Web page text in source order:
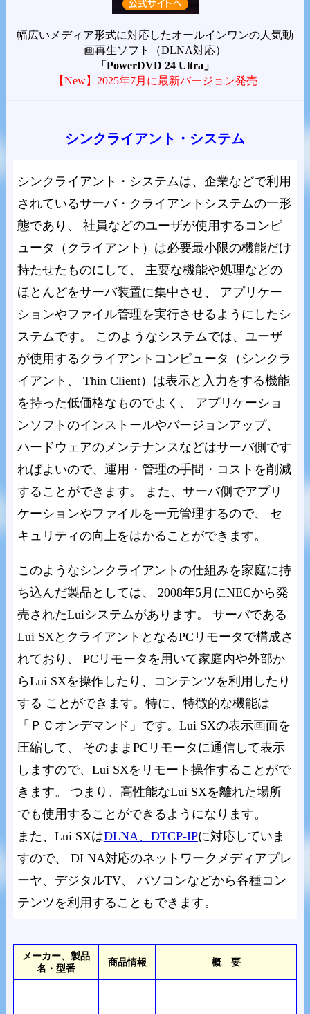
幅広いメディア形式に対応したオールインワンの人気動
画再生ソフト（DLNA対応）
「PowerDVD 24 Ultra」
【New】2025年7月に最新バージョン発売
シンクライアント・システム
シンクライアント・システムは、企業などで利用
されているサーバ・クライアントシステムの一形
態であり、 社員などのユーザが使用するコンピ
ュータ（クライアント）は必要最小限の機能だけ
持たせたものにして、 主要な機能や処理などの
ほとんどをサーバ装置に集中させ、 アプリケー
ションやファイル管理を実行させるようにしたシ
ステムです。 このようなシステムでは、ユーザ
が使用するクライアントコンピュータ（シンクラ
イアント、 Thin Client）は表示と入力をする機能
を持った低価格なものでよく、 アプリケーショ
ンソフトのインストールやバージョンアップ、
ハードウェアのメンテナンスなどはサーバ側です
ればよいので、運用・管理の手間・コストを削減
することができます。 また、サーバ側でアプリ
ケーションやファイルを一元管理するので、 セ
キュリティの向上をはかることができます。
このようなシンクライアントの仕組みを家庭に持
ち込んだ製品としては、 2008年5月にNECから発
売されたLuiシステムがあります。 サーバである
Lui SXとクライアントとなるPCリモータで構成さ
れており、 PCリモータを用いて家庭内や外部か
らLui SXを操作したり、コンテンツを利用したり
する ことができます。特に、特徴的な機能は
「ＰＣオンデマンド」です。Lui SXの表示画面を
圧縮して、 そのままPCリモータに通信して表示
しますので、Lui SXをリモート操作することがで
きます。 つまり、高性能なLui SXを離れた場所
でも使用することができるようになります。
また、Lui SXはDLNA、DTCP-IPに対応していま
すので、 DLNA対応のネットワークメディアプレ
ーヤ、デジタルTV、 パソコンなどから各種コン
テンツを利用することもできます。
メーカー、製品
名・型番
商品情報 概 要